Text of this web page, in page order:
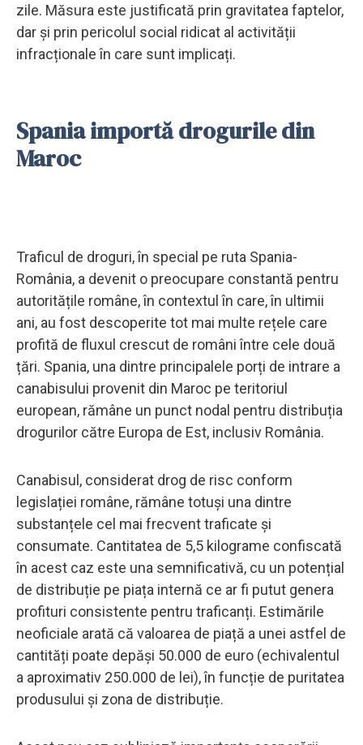
zile. Măsura este justificată prin gravitatea faptelor,
dar și prin pericolul social ridicat al activității
infracționale în care sunt implicați.
Spania importă drogurile din
Maroc
Traficul de droguri, în special pe ruta Spania-
România, a devenit o preocupare constantă pentru
autoritățile române, în contextul în care, în ultimii
ani, au fost descoperite tot mai multe rețele care
profită de fluxul crescut de români între cele două
țări. Spania, una dintre principalele porți de intrare a
canabisului provenit din Maroc pe teritoriul
european, rămâne un punct nodal pentru distribuția
drogurilor către Europa de Est, inclusiv România.
Canabisul, considerat drog de risc conform
legislației române, rămâne totuși una dintre
substanțele cel mai frecvent traficate și
consumate. Cantitatea de 5,5 kilograme confiscată
în acest caz este una semnificativă, cu un potențial
de distribuție pe piața internă ce ar fi putut genera
profituri consistente pentru traficanți. Estimările
neoficiale arată că valoarea de piață a unei astfel de
cantități poate depăși 50.000 de euro (echivalentul
a aproximativ 250.000 de lei), în funcție de puritatea
produsului și zona de distribuție.